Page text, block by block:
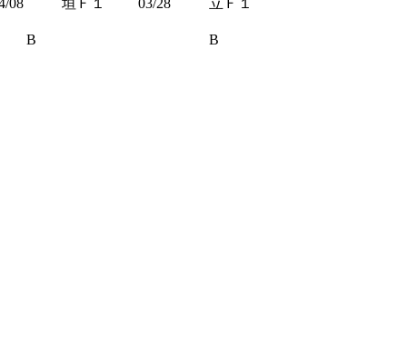
08 垣Ｆ１
B
03/28 立Ｆ１
B